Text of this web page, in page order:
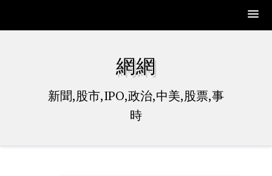
網網
新聞,股市,IPO,政治,中美,股票,事
時